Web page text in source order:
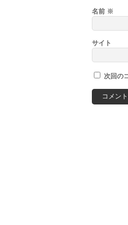
名前 ※
サイト
次回の